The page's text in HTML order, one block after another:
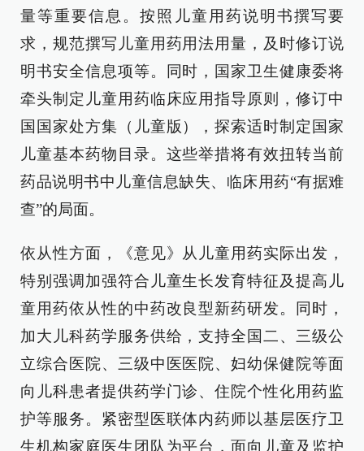
量等重要信息。按照儿童用药说明书撰写要
求，规范撰写儿童用药用法用量，及时修订说
明书安全信息项等。同时，国家卫生健康委将
牵头制定儿童用药临床应用指导原则，修订中
国国家处方集（儿童版），探索适时制定国家
儿童基本药物目录。这些举措将有效扭转当前
药品说明书中儿童信息缺失、临床用药“有据难
查”的局面。
依从性方面，《意见》从儿童用药实际出发，
特别强调加强符合儿童生长发育特征及提高儿
童用药依从性的中药改良型新药研发。同时，
加大儿科药学服务供给，支持全国二、三级公
立综合医院、三级中医医院、妇幼保健院等面
向儿科患者提供药学门诊、住院个性化用药监
护等服务。紧密型医联体内药师以基层医疗卫
生机构家庭医生团队为平台，面向儿童及监护